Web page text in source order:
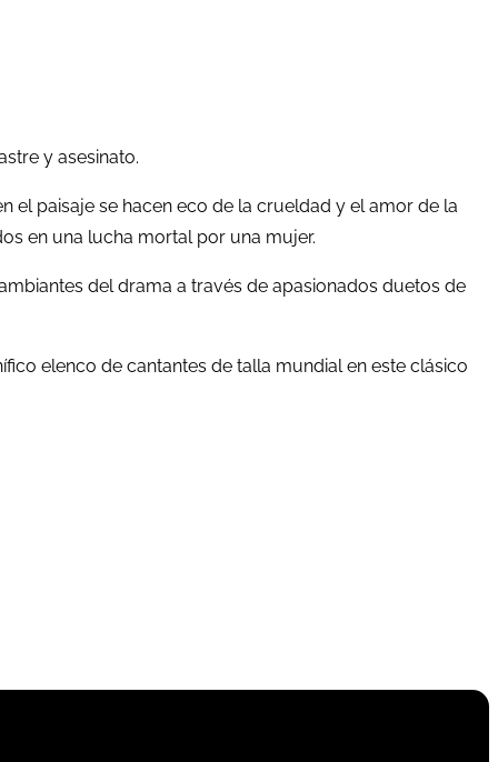
y asesinato.
el paisaje se hacen eco de la crueldad y el amor de la
en una lucha mortal por una mujer.
del drama a través de apasionados duetos de
elenco de cantantes de talla mundial en este clásico